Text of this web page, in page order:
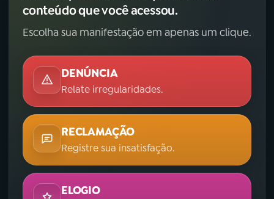
conteúdo que você acessou.
Escolha sua manifestação em apenas um clique.
DENÚNCIA
Relate irregularidades.
RECLAMAÇÃO
Registre sua insatisfação.
ELOGIO